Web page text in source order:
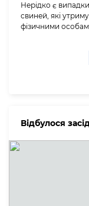
Нерідко є
свиней, які
фізичними
Відбулося